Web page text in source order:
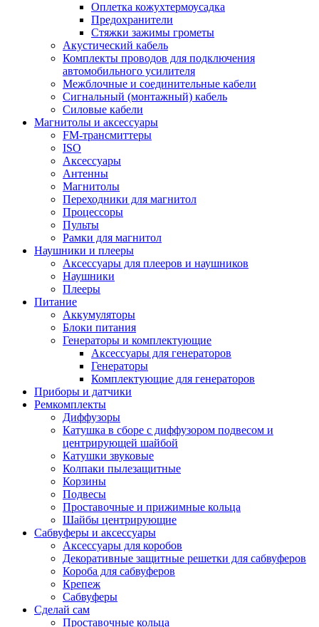
Оплетка кожухтермоусадка
Предохранители
Стяжки зажимы грометы
Акустический кабель
Комплекты проводов для подключения
автомобильного усилителя
Межблочные и соединительные кабели
Сигнальный (монтажный) кабель
Силовые кабели
Магнитолы и аксессуары
FM-трансмиттеры
ISO
Аксессуары
Антенны
Магнитолы
Переходники для магнитол
Процессоры
Пульты
Рамки для магнитол
Наушники и плееры
Аксессуары для плееров и наушников
Наушники
Плееры
Питание
Аккумуляторы
Блоки питания
Генераторы и комплектующие
Аксессуары для генераторов
Генераторы
Комплектующие для генераторов
Приборы и датчики
Ремкомплекты
Диффузоры
Катушка в сборе с диффузором подвесом и
центрирующей шайбой
Катушки звуковые
Колпаки пылезащитные
Корзины
Подвесы
Проставочные и прижимные кольца
Шайбы центрирующие
Сабвуферы и аксессуары
Аксессуары для коробов
Декоративные защитные решетки для сабвуферов
Короба для сабвуферов
Крепеж
Сабвуферы
Сделай сам
Проставочные кольца